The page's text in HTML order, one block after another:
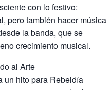
con lo festivo:
pero también hacer música
la banda, que se
crecimiento musical.
al Arte
un hito para Rebeldía